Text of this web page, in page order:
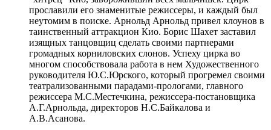
прославили его знаменитые режиссеры, и каждый был
неутомим в поиске. Арнольд Арнольд привел клоунов в
таинственный аттракцион Кио. Борис Шахет заставил
изящных танцовщиц сделать своими партнерами
громадных корниловских слонов. Успеху цирка во
многом способствовала работа в нем Художественного
руководителя Ю.С.Юрского, который прогремел своими
театрализованными парадами-прологами, главного
режиссера М.С.Местечкина, режиссера-постановщика
А.Г.Арнольда, директоров Н.С.Байкалова и
А.В.Асанова.